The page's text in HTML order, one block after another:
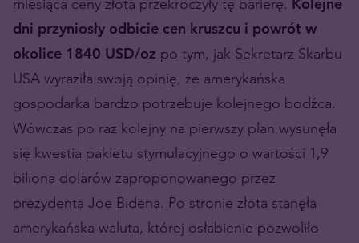
dni przyniosły odbicie cen kruszcu i powrót w
okolice 1840 USD/oz po tym, jak Sekretarz Skarbu
USA wyraziła swoją opinię, że amerykańska
gospodarka bardzo potrzebuje kolejnego bodźca.
Wówczas po raz kolejny na pierwszy plan wysunęła
się kwestia pakietu stymulacyjnego o wartości 1,9
biliona dolarów zaproponowanego przez
prezydenta Joe Bidena. Po stronie złota stanęła
amerykańska waluta, której osłabienie pozwoliło